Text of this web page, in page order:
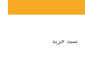
سبد خرید